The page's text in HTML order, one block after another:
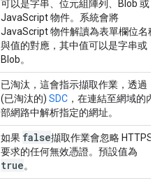
可以是字串、位元組陣列、Blob 或
JavaScript 物件。系統會將
JavaScript 物件解讀為表單欄位名稱
與值的對應，其中值可以是字串或
Blob。
已淘汰，這會指示擷取作業，透過
(已淘汰的) SDC ，在連結至網域的內
部網路中解析指定的網址。
如果 false擷取作業會忽略 HTTPS
要求的任何無效憑證。預設值為
true。